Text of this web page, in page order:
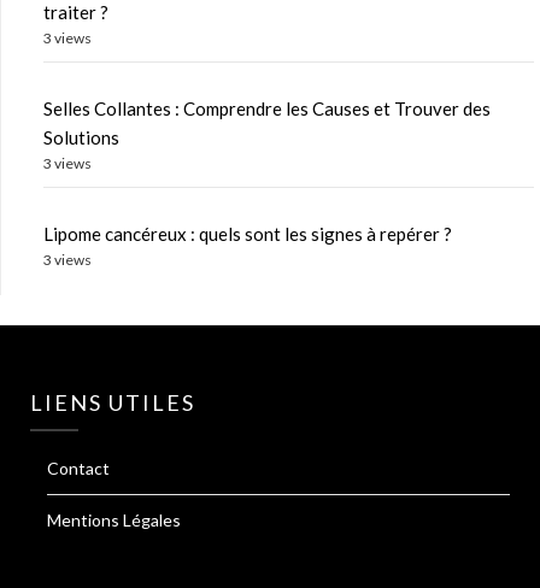
traiter ?
3 views
Selles Collantes : Comprendre les Causes et Trouver des
Solutions
3 views
Lipome cancéreux : quels sont les signes à repérer ?
3 views
LIENS UTILES
Contact
Mentions Légales